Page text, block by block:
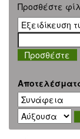
Προσθέστε